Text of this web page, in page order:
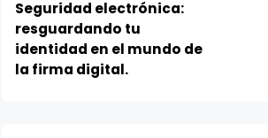
resguardando tu
identidad en el mundo de
la firma digital.